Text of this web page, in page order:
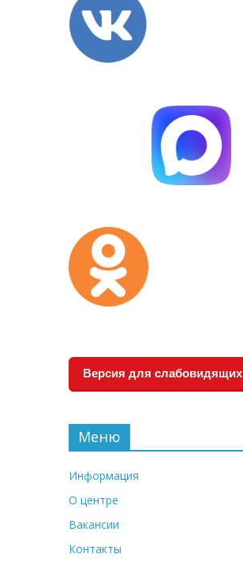
Версия для слабовидящих
Меню
Информация
О центре
Вакансии
Контакты